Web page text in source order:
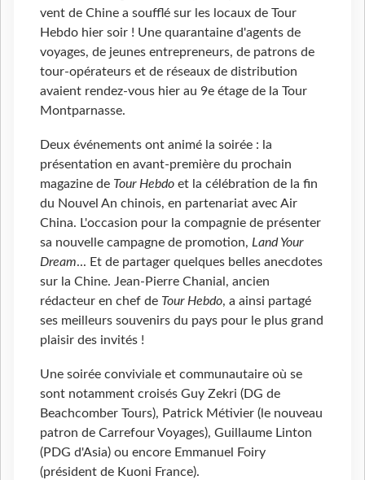
vent de Chine a soufflé sur les locaux de Tour
Hebdo hier soir ! Une quarantaine d'agents de
voyages, de jeunes entrepreneurs, de patrons de
tour-opérateurs et de réseaux de distribution
avaient rendez-vous hier au 9e étage de la Tour
Montparnasse.
Deux événements ont animé la soirée : la
présentation en avant-première du prochain
magazine de Tour Hebdo et la célébration de la fin
du Nouvel An chinois, en partenariat avec Air
China. L'occasion pour la compagnie de présenter
sa nouvelle campagne de promotion, Land Your
Dream... Et de partager quelques belles anecdotes
sur la Chine. Jean-Pierre Chanial, ancien
rédacteur en chef de Tour Hebdo, a ainsi partagé
ses meilleurs souvenirs du pays pour le plus grand
plaisir des invités !
Une soirée conviviale et communautaire où se
sont notamment croisés Guy Zekri (DG de
Beachcomber Tours), Patrick Métivier (le nouveau
patron de Carrefour Voyages), Guillaume Linton
(PDG d'Asia) ou encore Emmanuel Foiry
(président de Kuoni France).